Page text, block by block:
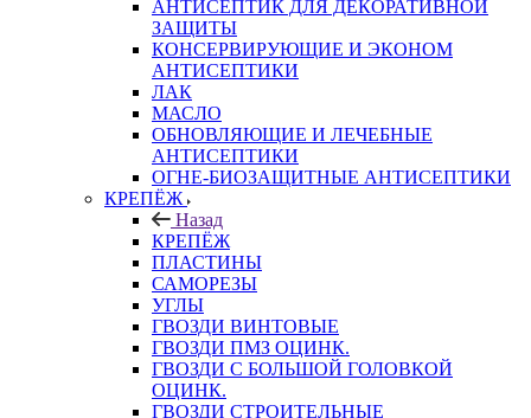
АНТИСЕПТИК ДЛЯ ДЕКОРАТИВНОЙ
ЗАЩИТЫ
КОНСЕРВИРУЮЩИЕ И ЭКОНОМ
АНТИСЕПТИКИ
ЛАК
МАСЛО
ОБНОВЛЯЮЩИЕ И ЛЕЧЕБНЫЕ
АНТИСЕПТИКИ
ОГНЕ-БИОЗАЩИТНЫЕ АНТИСЕПТИКИ
КРЕПЁЖ
Назад
КРЕПЁЖ
ПЛАСТИНЫ
САМОРЕЗЫ
УГЛЫ
ГВОЗДИ ВИНТОВЫЕ
ГВОЗДИ ПМЗ ОЦИНК.
ГВОЗДИ С БОЛЬШОЙ ГОЛОВКОЙ
ОЦИНК.
ГВОЗДИ СТРОИТЕЛЬНЫЕ